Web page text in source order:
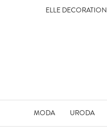
ELLE DECORATION
MODA URODA